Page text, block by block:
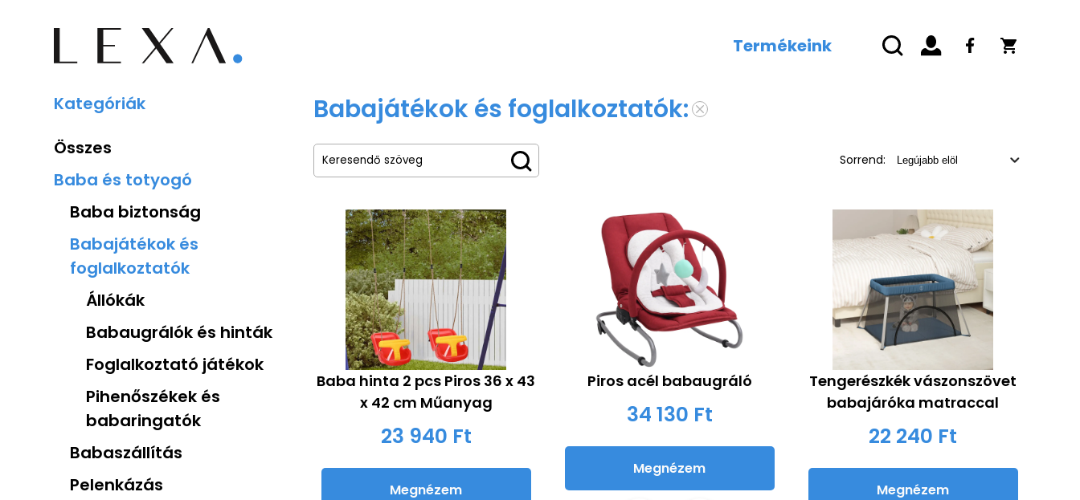
Termékeink
Kategóriák
Összes
Baba és totyogó
Baba biztonság
Babajátékok és
foglalkoztatók
Állókák
Babaugrálók és hinták
Foglalkoztató játékok
Pihenőszékek és
babaringatók
Babaszállítás
Pelenkázás
Babajátékok és foglalkoztatók:
Sorrend:
Baba hinta 2 pcs Piros 36 x 43
x 42 cm Műanyag
23 940 Ft
Megnézem
Piros acél babaugráló
34 130 Ft
Megnézem
Tengerészkék vászonszövet
babajáróka matraccal
22 240 Ft
Megnézem